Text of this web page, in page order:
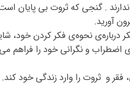
. گنجی که ثروت بی پایان
آورید.
درباره‌ی نحوه‌ی فکر کردن خود،
و نگرانی خود را فراهم
و ثروت را وارد زندگی خود